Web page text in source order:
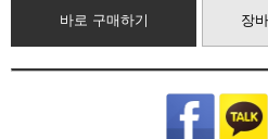
바로 구매하기 장